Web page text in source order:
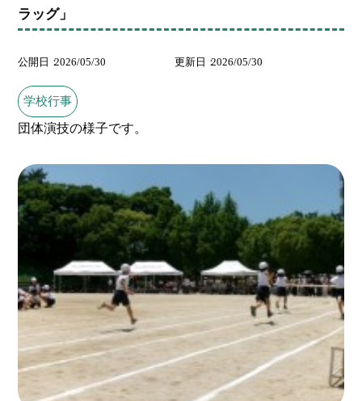
ラッグ」
公開日 2026/05/30 更新日 2026/05/30
学校行事
団体演技の様子です。